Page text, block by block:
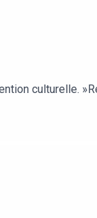
culturelle.